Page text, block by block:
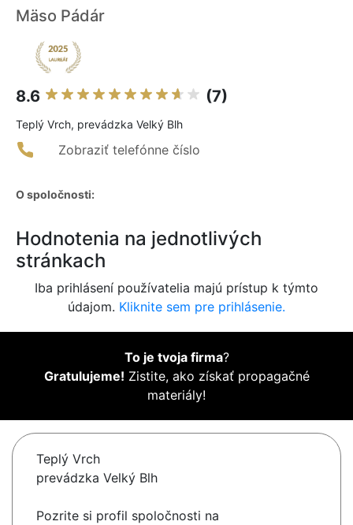
Mäso Pádár
8.6 (7)
Teplý Vrch, prevádzka Velký Blh
Zobraziť telefónne číslo
O spoločnosti:
Hodnotenia na jednotlivých
stránkach
Iba prihlásení používatelia majú prístup k týmto
údajom. Kliknite sem pre prihlásenie.
To je tvoja firma?
Gratulujeme! Zistite, ako získať propagačné
materiály!
Teplý Vrch
prevádzka Velký Blh
Pozrite si profil spoločnosti na